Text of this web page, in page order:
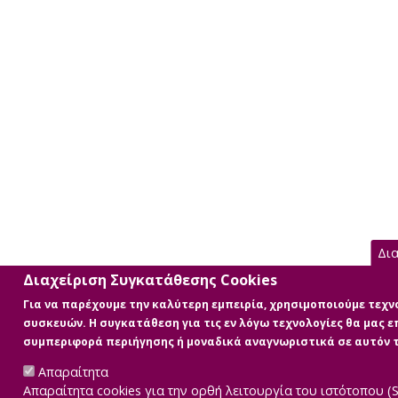
Διαχείριση Συγκατάθεσης Cookies
Για να παρέχουμε την καλύτερη εμπειρία, χρησιμοποιούμε
συσκευών. Η συγκατάθεση για τις εν λόγω τεχνολογίες θα
συμπεριφορά περιήγησης ή μοναδικά αναγνωριστικά σε αυτόν
Απαραίτητα
Απαραίτητα cookies για την ορθή λειτουργία του ιστότοπου